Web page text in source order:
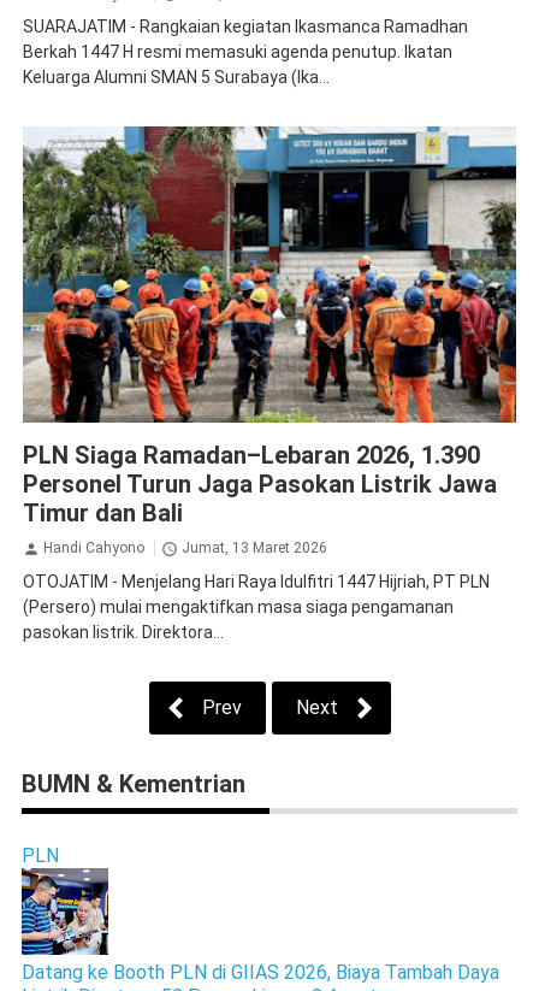
SUARAJATIM - Rangkaian kegiatan Ikasmanca Ramadhan
Berkah 1447 H resmi memasuki agenda penutup. Ikatan
Keluarga Alumni SMAN 5 Surabaya (Ika...
PLN Siaga Ramadan–Lebaran 2026, 1.390
Personel Turun Jaga Pasokan Listrik Jawa
Timur dan Bali
Handi Cahyono Jumat, 13 Maret 2026
OTOJATIM - Menjelang Hari Raya Idulfitri 1447 Hijriah, PT PLN
(Persero) mulai mengaktifkan masa siaga pengamanan
pasokan listrik. Direktora...
Prev Next
BUMN & Kementrian
PLN
Datang ke Booth PLN di GIIAS 2026, Biaya Tambah Daya